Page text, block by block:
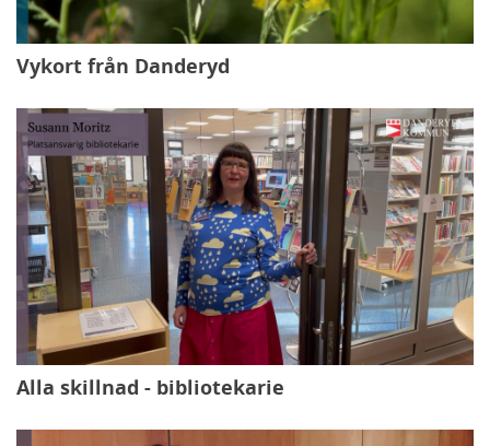
Vykort från Danderyd
Alla skillnad - bibliotekarie